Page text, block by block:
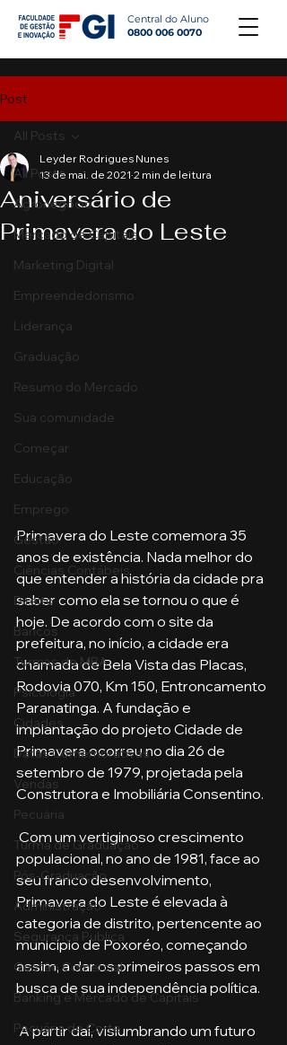
Central do Aluno
0800 006 0070
Post
All Posts
Agronegócio
Mercado de Capitais
Marketing Digital
Empreendedorismo
Liderança
Graduação
Resumo do Mercado
Sua comunidade
Começar
Educação
Emprego
Gestão
Ciências Contábeis
Direito
Bancos
Turmas de MBA
Psicologia
Cidades
Datas Comemorativas
Vendas
Pecuária
Turma de Graduação
Pós-Graduação
Administração
Segurança Publica
Gestão Comercial
Banking e Mercado de Capitais
Pecuária de Corte
All Posts
Aniversário de
Primavera do Leste
Leyder Rodrigues Nunes
13 de mai. de 2021 2 min de leitura
Primavera do Leste comemora 35
anos de existência. Nada melhor do
que entender a história da cidade pra
saber como ela se tornou o que é
hoje. De acordo com o site da
prefeitura, no início, a cidade era
chamada de Bela Vista das Placas,
Rodovia 070, Km 150, Entroncamento
Paranatinga. A fundação e
implantação do projeto Cidade de
Primavera ocorreu no dia 26 de
setembro de 1979, projetada pela
Construtora e Imobiliária Consentino.
Com um vertiginoso crescimento
populacional, no ano de 1981, face ao
seu franco desenvolvimento,
Primavera do Leste é elevada à
categoria de distrito, pertencente ao
município de Poxoréo, começando
assim, a dar os primeiros passos em
busca de sua independência política.
A partir daí, vislumbrando um futuro